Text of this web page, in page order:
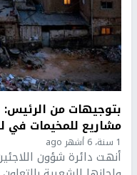
بتوجيهات من الرئيس:
مشاريع للمخيمات في
1 سنة، 6 أشهر ago
أنهت دائرة شؤون